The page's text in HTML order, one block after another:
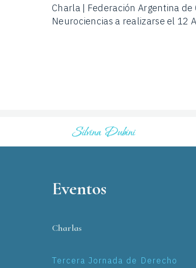
Charla | Federación Argentina
Neurociencias a realizarse el 12
Eventos
Charlas
Tercera Jornada de Derecho